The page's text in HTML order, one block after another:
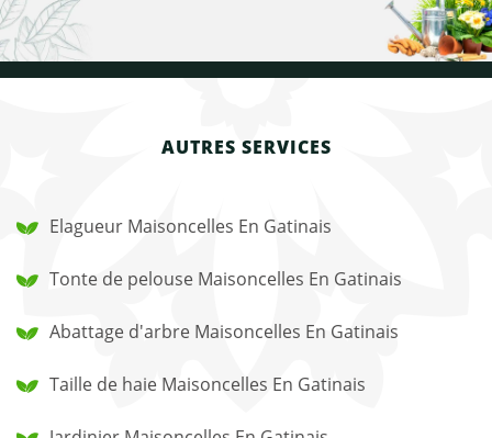
AUTRES SERVICES
Elagueur Maisoncelles En Gatinais
Tonte de pelouse Maisoncelles En Gatinais
Abattage d'arbre Maisoncelles En Gatinais
Taille de haie Maisoncelles En Gatinais